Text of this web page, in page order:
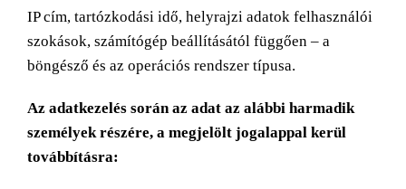
IP cím, tartózkodási idő, helyrajzi adatok felhasználói
szokások, számítógép beállításától függően – a
böngésző és az operációs rendszer típusa.
Az adatkezelés során az adat az alábbi harmadik
személyek részére, a megjelölt jogalappal kerül
továbbításra: